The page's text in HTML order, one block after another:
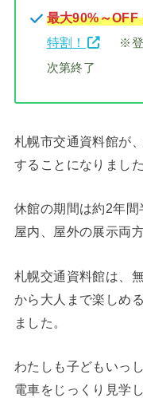
最大90%～OFF
特割！
※登
次第終了
札幌市交通資料館が
することになりました
休館の期間は約2年間
屋内、屋外の展示両
札幌交通資料館は、
から大人まで楽しめ
ました。
わたしも子どもいっ
電車をじっくり見学